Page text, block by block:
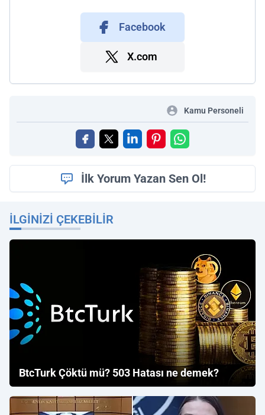
Facebook
X.com
Kamu Personeli
İlk Yorum Yazan Sen Ol!
İLGINIZI ÇEKEBILIR
BtcTurk Çöktü mü? 503 Hatası ne demek?